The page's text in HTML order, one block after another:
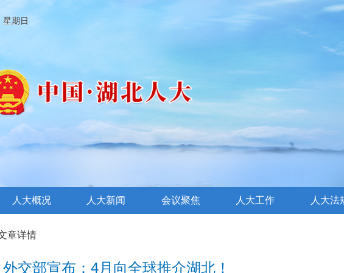
期日
人大概况 人大新闻 会议聚焦 人大工作 人大法
章详情
外交部宣布：4月向全球推介湖北！